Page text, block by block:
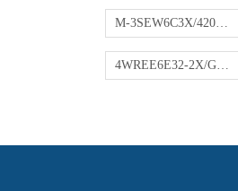
M-3SEW6C3X/420MG24N9K4力士乐现货球阀
4WREE6E32-2X/G24K31/A1V-204XV比例阀